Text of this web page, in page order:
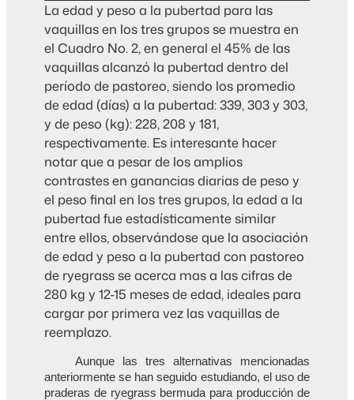
La edad y peso a la pubertad para las
vaquillas en los tres grupos se muestra en
el Cuadro No. 2, en general el 45% de las
vaquillas alcanzó la pubertad dentro del
período de pastoreo, siendo los promedio
de edad (días) a la pubertad: 339, 303 y 303,
y de peso (kg): 228, 208 y 181,
respectivamente. Es interesante hacer
notar que a pesar de los amplios
contrastes en ganancias diarias de peso y
el peso final en los tres grupos, la edad a la
pubertad fue estadísticamente similar
entre ellos, observándose que la asociación
de edad y peso a la pubertad con pastoreo
de ryegrass se acerca mas a las cifras de
280 kg y 12-15 meses de edad, ideales para
cargar por primera vez las vaquillas de
reemplazo.
Aunque las tres alternativas mencionadas
anteriormente se han seguido estudiando, el uso de
praderas de ryegrass bermuda para producción de